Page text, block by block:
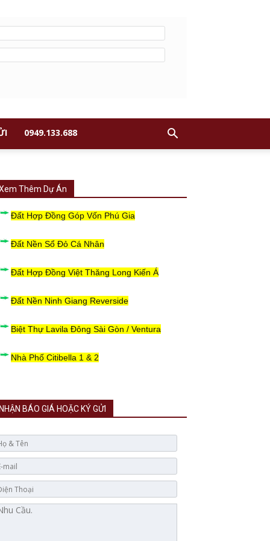
0949.133.688
Thêm Dự Án
Đất Hợp Đồng Góp Vốn Phú Gia
Đất Nền Sổ Đỏ Cá Nhân
Đất Hợp Đồng Việt Thăng Long Kiến Á
Đất Nền Ninh Giang Reverside
Biệt Thự Lavila Đông Sài Gòn / Ventura
Nhà Phố Citibella 1 & 2
NHẬN BÁO GIÁ HOẶC KÝ GỬI